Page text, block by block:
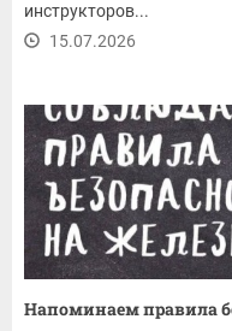
инструкторов...
15.07.2026
Напоминаем правила